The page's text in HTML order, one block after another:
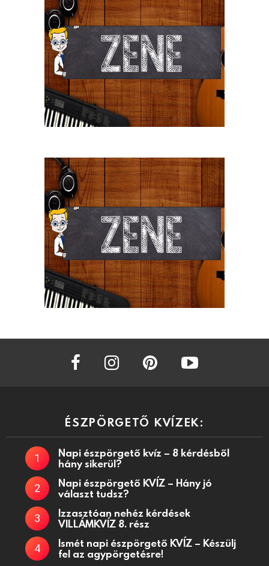
facebook instagram
ÉSZPÖRGETŐ KVÍZEK:
Napi észpörgető kvíz – 8 kérdésből
hány sikerül?
Napi észpörgető KVÍZ – Hány jó
választ tudsz?
Izzasztóan nehéz kérdések
VILLÁMKVÍZ 8. rész
Ismét napi észpörgető KVÍZ – Készülj
fel az agypörgetésre!